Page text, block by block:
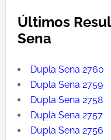
Últimos
Sena
Dupla Sena 2760
Dupla Sena 2759
Dupla Sena 2758
Dupla Sena 2757
Dupla Sena 2756